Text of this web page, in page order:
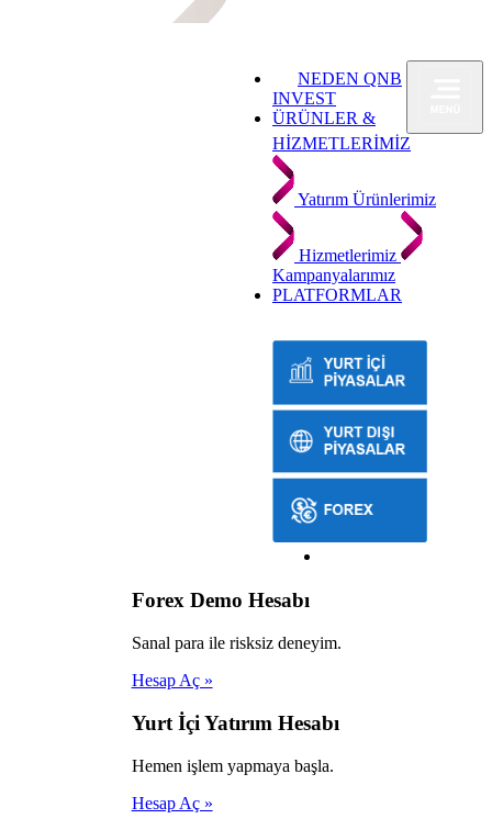
NEDEN QNB
INVEST
ÜRÜNLER &
HİZMETLERİMİZ
Yatırım Ürünlerimiz
Hizmetlerimiz
Kampanyalarımız
PLATFORMLAR
Forex Demo Hesabı
Sanal para ile risksiz deneyim.
Hesap Aç »
Yurt İçi Yatırım Hesabı
Hemen işlem yapmaya başla.
Hesap Aç »